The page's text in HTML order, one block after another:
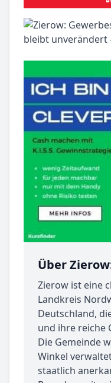
Über
Zierow ist eine
Landkreis
Deutschland,
und ihre reiche
Die Gemeinde
Winkel
staatlich